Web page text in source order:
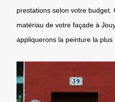
prestations selon votre budget.
matériau de votre façade à
appliquerons la peinture la plus